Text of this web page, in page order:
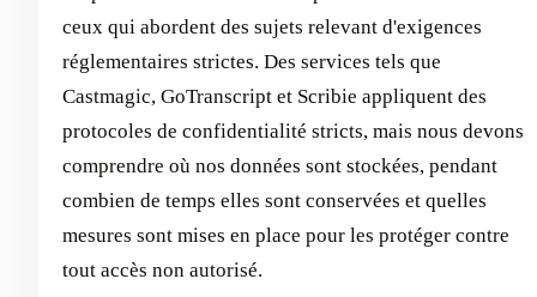
ceux qui abordent des sujets relevant d'exigences
réglementaires strictes. Des services tels que
Castmagic, GoTranscript et Scribie appliquent des
protocoles de confidentialité stricts, mais nous devons
comprendre où nos données sont stockées, pendant
combien de temps elles sont conservées et quelles
mesures sont mises en place pour les protéger contre
tout accès non autorisé.